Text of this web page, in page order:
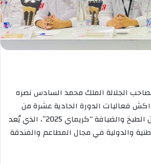
الجلالة الملك محمد السادس نصره
فعاليات الدورة الحادية عشرة من
المعرض الدولي لفنون الطبخ والضيافة “كريماي 2025”، الذي يُعد
والدولية في مجال المطاعم والفندقة